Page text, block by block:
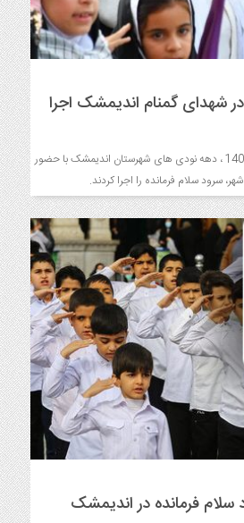
شهدای گمنام اندیمشک اجرا
در جمعه 30 اردیبهشت ماه 1401 ، دهه نودی های شهرستان اندیمشک با حضور
سرود سلام فرمانده را اجرا کردند.
فرمانده در اندیمشک